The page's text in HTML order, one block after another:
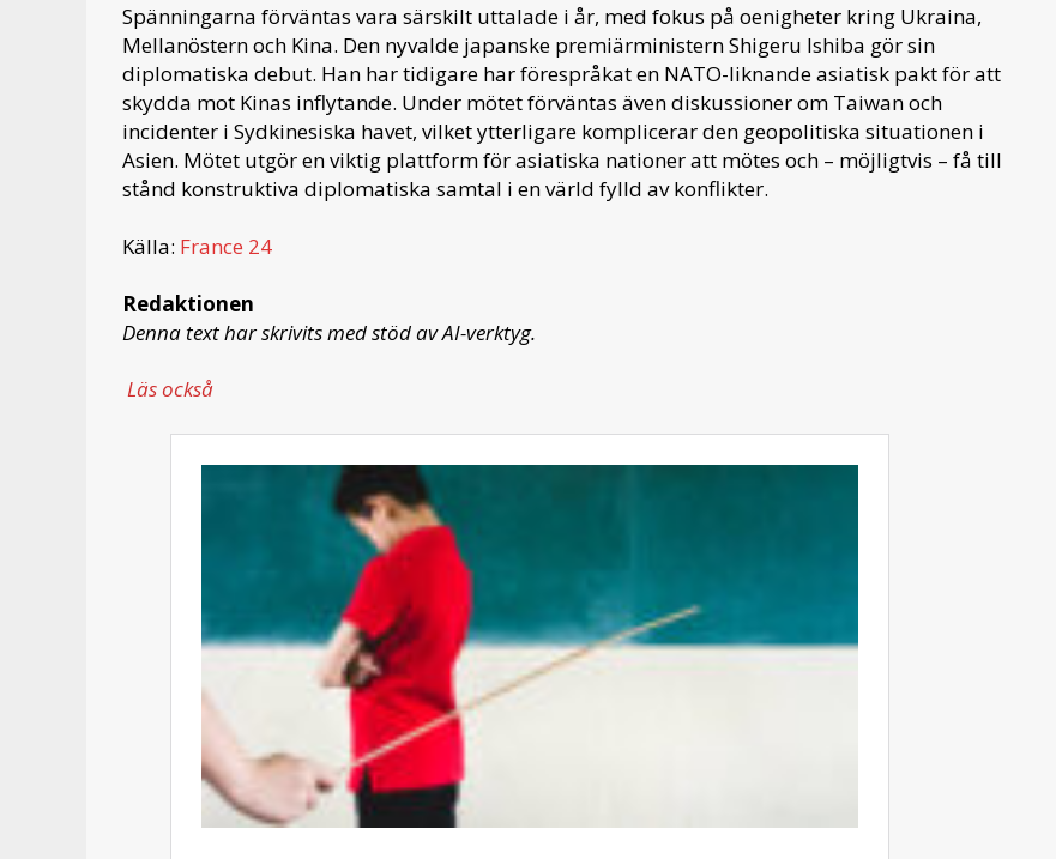
Spänningarna förväntas vara särskilt uttalade i år, med fokus på oenigheter kring Ukraina,
Mellanöstern och Kina. Den nyvalde japanske premiärministern Shigeru Ishiba gör sin
diplomatiska debut. Han har tidigare har förespråkat en NATO-liknande asiatisk pakt för att
skydda mot Kinas inflytande. Under mötet förväntas även diskussioner om Taiwan och
incidenter i Sydkinesiska havet, vilket ytterligare komplicerar den geopolitiska situationen i
Asien. Mötet utgör en viktig plattform för asiatiska nationer att mötes och – möjligtvis – få till
stånd konstruktiva diplomatiska samtal i en värld fylld av konflikter.
Källa: France 24
Redaktionen
Denna text har skrivits med stöd av AI-verktyg.
Läs också